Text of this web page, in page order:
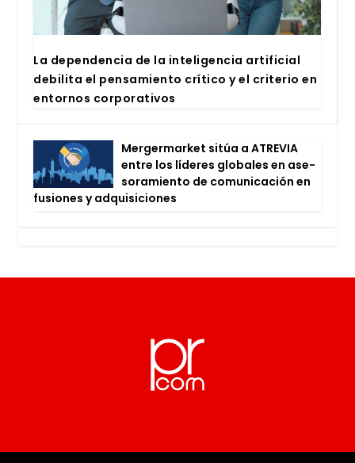
La depen­den­cia de la inte­li­gen­cia arti­fi­cial
debi­li­ta el pen­sa­mien­to crí­ti­co y el cri­te­rio en
entor­nos cor­po­ra­ti­vos
Mer­ger­mar­ket sitúa a ATRE­VIA
entre los líde­res glo­ba­les en ase­
so­ra­mien­to de comu­ni­ca­ción en
fusio­nes y adqui­si­cio­nes